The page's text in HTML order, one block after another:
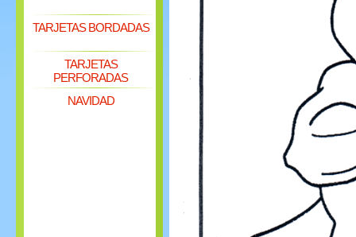
TARJETAS BORDADAS
TARJETAS
PERFORADAS
NAVIDAD